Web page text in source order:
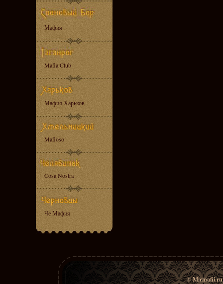
Мафия
Mafia Club
Мафия Харьков
Mafioso
Cosa Nostra
Че Мафия
© Mirmafii.ru